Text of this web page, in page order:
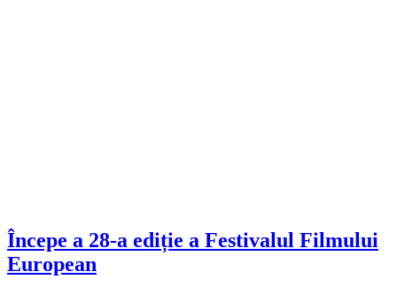
Începe a 28-a ediție a Festivalul Filmului
European